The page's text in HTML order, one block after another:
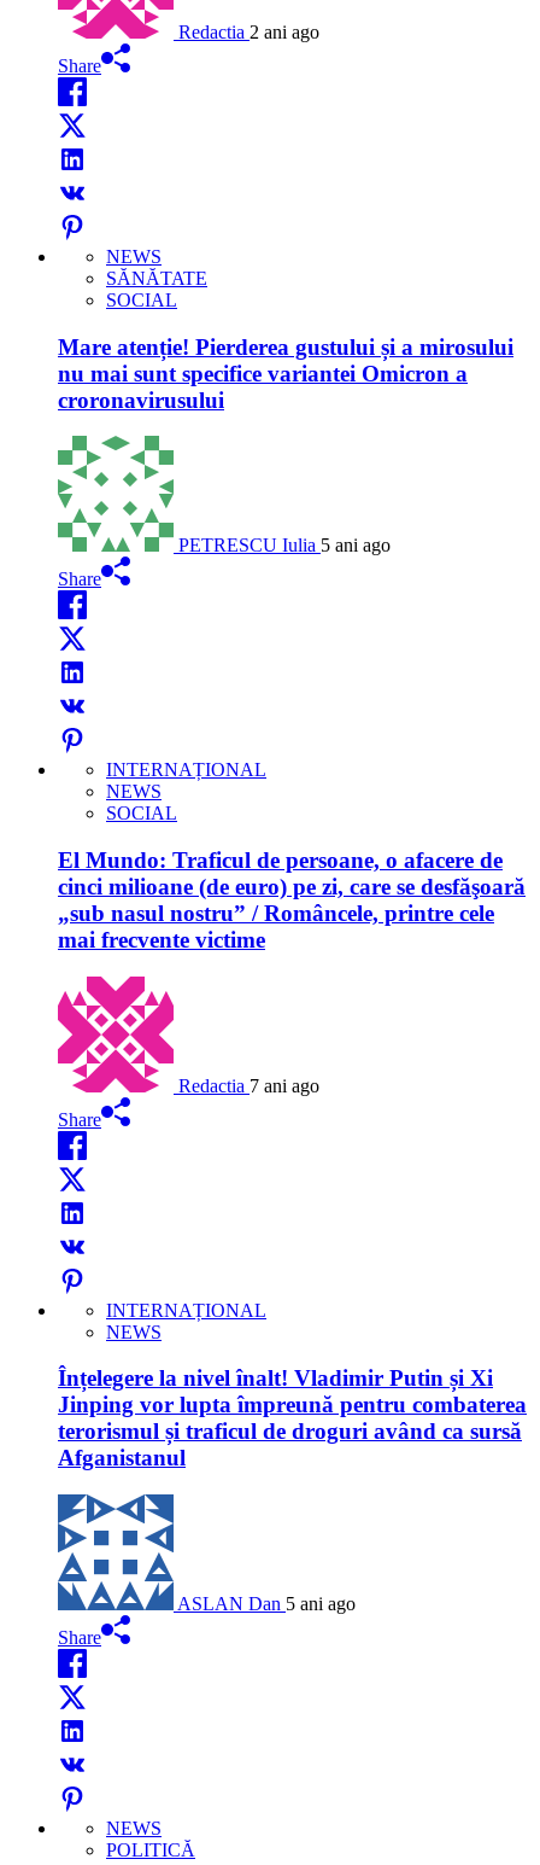
Redactia 2 ani ago
Share
NEWS
SĂNĂTATE
SOCIAL
Mare atenție! Pierderea gustului și a mirosului
nu mai sunt specifice variantei Omicron a
croronavirusului
PETRESCU Iulia 5 ani ago
Share
INTERNAȚIONAL
NEWS
SOCIAL
El Mundo: Traficul de persoane, o afacere de
cinci milioane (de euro) pe zi, care se desfăşoară
„sub nasul nostru” / Româncele, printre cele
mai frecvente victime
Redactia 7 ani ago
Share
INTERNAȚIONAL
NEWS
Înțelegere la nivel înalt! Vladimir Putin și Xi
Jinping vor lupta împreună pentru combaterea
terorismul și traficul de droguri având ca sursă
Afganistanul
ASLAN Dan 5 ani ago
Share
NEWS
POLITICĂ